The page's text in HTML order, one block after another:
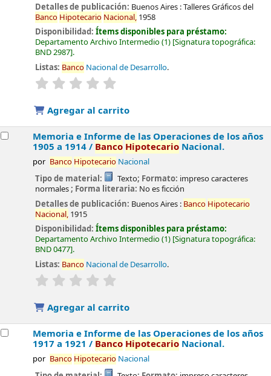
Detalles de publicación: Buenos Aires :Talleres Gráficos del
Banco Hipotecario Nacional, 1958
Disponibilidad:Ítems disponibles para préstamo:
Departamento Archivo Intermedio(1) Signatura topográfica:
BND 2987 .
Listas: Banco Nacional de Desarrollo.
valoración
Agregar al carrito
Memoria e Informe de las Operaciones de los años
1905 a 1914 / Banco Hipotecario Nacional.
por Banco HipotecarioNacional
Tipo de material: Texto; Formato: impreso caracteres
normales; Forma literaria: No es ficción
Detalles de publicación: Buenos Aires : Banco Hipotecario
Nacional, 1915
Disponibilidad:Ítems disponibles para préstamo:
Departamento Archivo Intermedio(1) Signatura topográfica:
BND 0477 .
Listas: Banco Nacional de Desarrollo.
valoración
Agregar al carrito
Memoria e Informe de las Operaciones de los años
1917 a 1921 / Banco Hipotecario Nacional.
por Banco HipotecarioNacional